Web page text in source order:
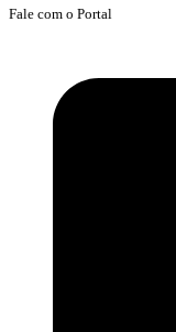
Fale com o Portal